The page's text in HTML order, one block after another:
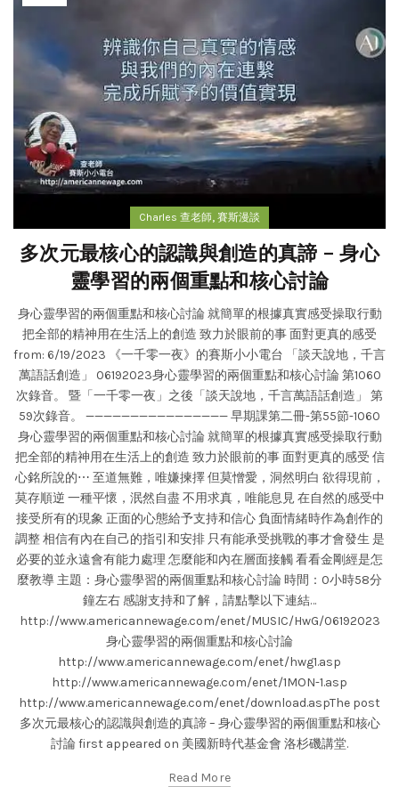
Charles 查老師, 賽斯漫談
多次元最核心的認識與創造的真諦 – 身心
靈學習的兩個重點和核心討論
身心靈學習的兩個重點和核心討論 就簡單的根據真實感受操取行動
把全部的精神用在生活上的創造 致力於眼前的事 面對更真的感受
from: 6/19/2023 《一千零一夜》的賽斯小小電台 「談天說地，千言
萬語話創造」 06192023身心靈學習的兩個重點和核心討論 第1060
次錄音。 暨「一千零一夜」之後「談天說地，千言萬語話創造」 第
59次錄音。 ———————————————— 早期課第二冊-第55節-1060
身心靈學習的兩個重點和核心討論 就簡單的根據真實感受操取行動
把全部的精神用在生活上的創造 致力於眼前的事 面對更真的感受 信
心銘所說的⋯ 至道無難，唯嫌揀擇 但莫憎愛，洞然明白 欲得現前，
莫存順逆 一種平懷，泯然自盡 不用求真，唯能息見 在自然的感受中
接受所有的現象 正面的心態給予支持和信心 負面情緒時作為創作的
調整 相信有內在自己的指引和安排 只有能承受挑戰的事才會發生 是
必要的並永遠會有能力處理 怎麼能和內在層面接觸 看看金剛經是怎
麼教導 主題：身心靈學習的兩個重點和核心討論 時間：0小時58分
鐘左右 感謝支持和了解，請點擊以下連結…
http://www.americannewage.com/enet/MUSIC/HwG/06192023
身心靈學習的兩個重點和核心討論
http://www.americannewage.com/enet/hwg1.asp
http://www.americannewage.com/enet/1MON-1.asp
http://www.americannewage.com/enet/download.aspThe post
多次元最核心的認識與創造的真諦 – 身心靈學習的兩個重點和核心
討論 first appeared on 美國新時代基金會 洛杉磯講堂.
Read More